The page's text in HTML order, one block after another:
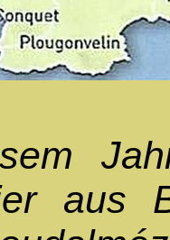
Jahr
aus